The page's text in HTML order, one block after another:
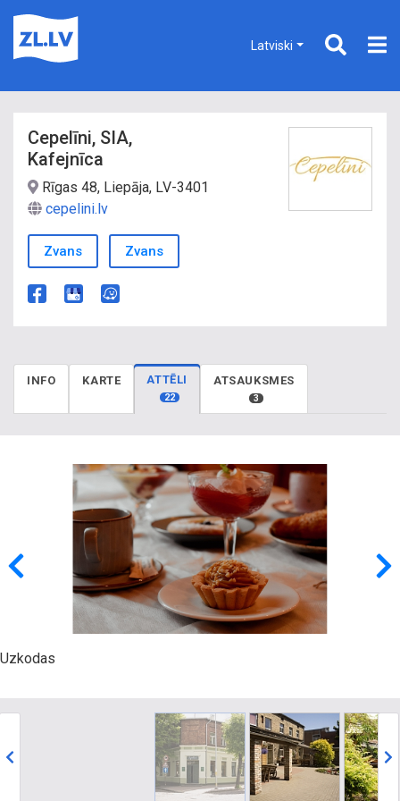
Latviski
Cepelīni, SIA,
Kafejnīca
Rīgas 48, Liepāja, LV-3401
cepelini.lv
Zvans Zvans
INFO KARTE ATTĒLI
22
ATSAUKSMES
3
Uzkodas